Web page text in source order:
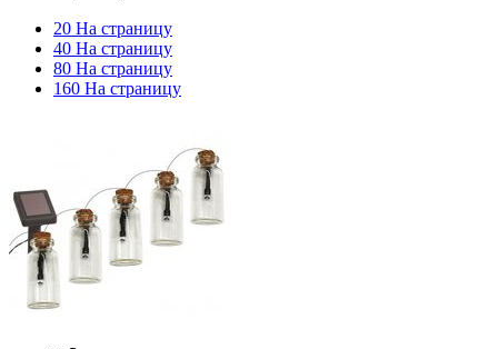
20 На страницу
40 На страницу
80 На страницу
160 На страницу